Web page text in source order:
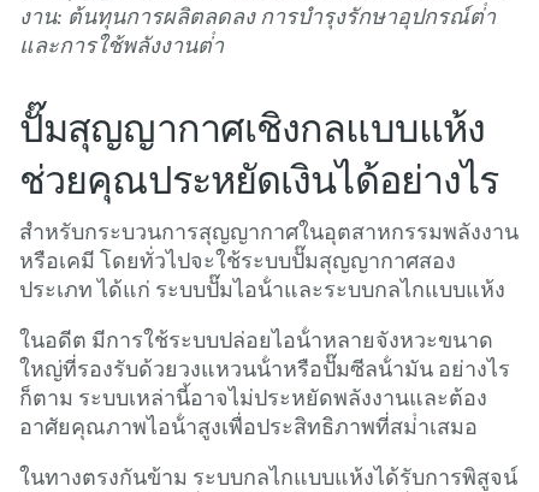
งาน: ต้นทุนการผลิตลดลง การบํารุงรักษาอุปกรณ์ต่ํา
และการใช้พลังงานต่ํา
ปั๊มสุญญากาศเชิงกลแบบแห้ง
ช่วยคุณประหยัดเงินได้อย่างไร
สําหรับกระบวนการสุญญากาศในอุตสาหกรรมพลังงาน
หรือเคมี โดยทั่วไปจะใช้ระบบปั๊มสุญญากาศสอง
ประเภท ได้แก่ ระบบปั๊มไอน้ําและระบบกลไกแบบแห้ง
ในอดีต มีการใช้ระบบปล่อยไอน้ําหลายจังหวะขนาด
ใหญ่ที่รองรับด้วยวงแหวนน้ําหรือปั๊มซีลน้ํามัน อย่างไร
ก็ตาม ระบบเหล่านี้อาจไม่ประหยัดพลังงานและต้อง
อาศัยคุณภาพไอน้ําสูงเพื่อประสิทธิภาพที่สม่ําเสมอ
ในทางตรงกันข้าม ระบบกลไกแบบแห้งได้รับการพิสูจน์